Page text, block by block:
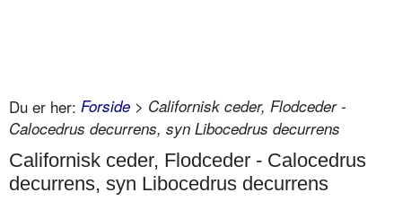
Du er her: Forside > Californisk ceder, Flodceder -
Calocedrus decurrens, syn Libocedrus decurrens
Californisk ceder, Flodceder - Calocedrus
decurrens, syn Libocedrus decurrens